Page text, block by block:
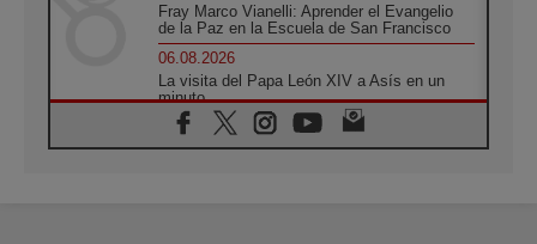
Fray Marco Vianelli: Aprender el Evangelio
de la Paz en la Escuela de San Francisco
06.08.2026
La visita del Papa León XIV a Asís en un
minuto
06.08.2026
El agradecimiento de los jóvenes al Papa: